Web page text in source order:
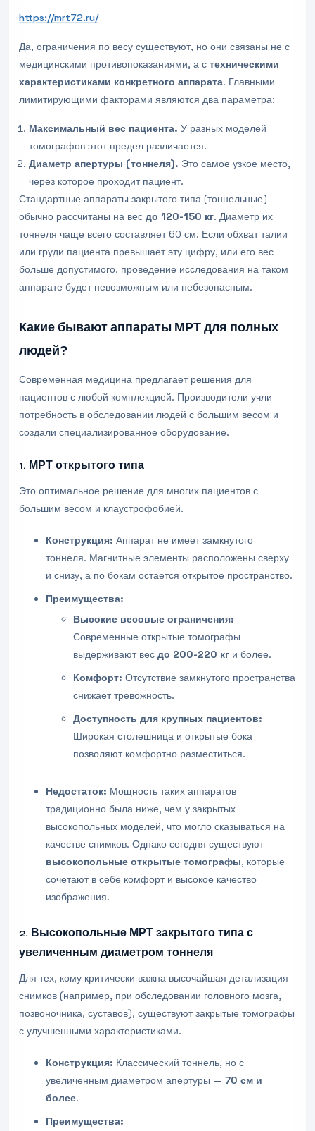
https://mrt72.ru/
Да, ограничения по весу существуют, но они связаны не с
медицинскими противопоказаниями, а с техническими
характеристиками конкретного аппарата. Главными
лимитирующими факторами являются два параметра:
Максимальный вес пациента. У разных моделей
томографов этот предел различается.
Диаметр апертуры (тоннеля). Это самое узкое место,
через которое проходит пациент.
Стандартные аппараты закрытого типа (тоннельные)
обычно рассчитаны на вес до 120-150 кг. Диаметр их
тоннеля чаще всего составляет 60 см. Если обхват талии
или груди пациента превышает эту цифру, или его вес
больше допустимого, проведение исследования на таком
аппарате будет невозможным или небезопасным.
Какие бывают аппараты МРТ для полных
людей?
Современная медицина предлагает решения для
пациентов с любой комплекцией. Производители учли
потребность в обследовании людей с большим весом и
создали специализированное оборудование.
1. МРТ открытого типа
Это оптимальное решение для многих пациентов с
большим весом и клаустрофобией.
Конструкция: Аппарат не имеет замкнутого
тоннеля. Магнитные элементы расположены сверху
и снизу, а по бокам остается открытое пространство.
Преимущества:
Высокие весовые ограничения:
Современные открытые томографы
выдерживают вес до 200-220 кги более.
Комфорт: Отсутствие замкнутого пространства
снижает тревожность.
Доступность для крупных пациентов:
Широкая столешница и открытые бока
позволяют комфортно разместиться.
Недостаток: Мощность таких аппаратов
традиционно была ниже, чем у закрытых
высокопольных моделей, что могло сказываться на
качестве снимков. Однако сегодня существуют
высокопольные открытые томографы, которые
сочетают в себе комфорт и высокое качество
изображения.
2. Высокопольные МРТ закрытого типа с
увеличенным диаметром тоннеля
Для тех, кому критически важна высочайшая детализация
снимков (например, при обследовании головного мозга,
позвоночника, суставов), существуют закрытые томографы
с улучшенными характеристиками.
Конструкция: Классический тоннель, но с
увеличенным диаметром апертуры —70 см и
более.
Преимущества: